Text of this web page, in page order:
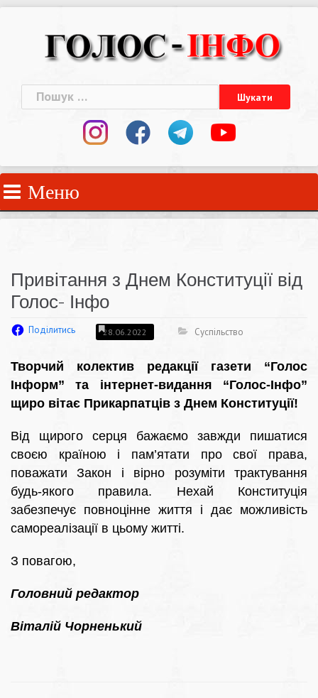
Пошук:
Меню
Привітання з Днем Конституції від
Голос- Інфо
Поділитись 28.06.2022 Суспільство
Творчий колектив редакції газети “Голос
Інформ” та інтернет-видання “Голос-Інфо”
щиро вітає Прикарпатців з Днем Конституції!
Від щирого серця бажаємо завжди пишатися
своєю країною і пам’ятати про свої права,
поважати Закон і вірно розуміти трактування
будь-якого правила. Нехай Конституція
забезпечує повноцінне життя і дає можливість
самореалізації в цьому житті.
З повагою,
Головний редактор
Віталій Чорненький